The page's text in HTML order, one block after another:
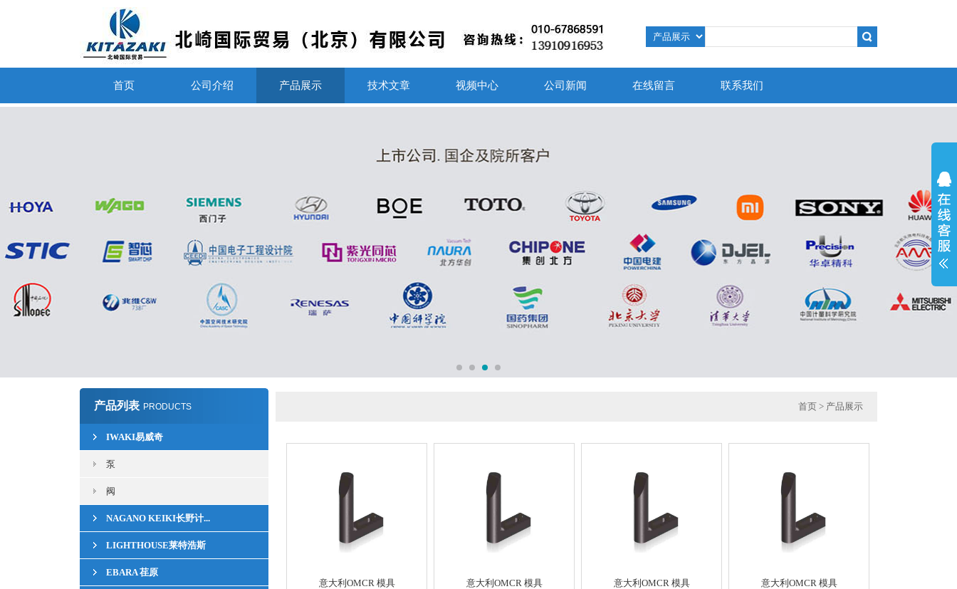
首页 公司介绍 产品展示 技术文章 视频中心 公司新闻 在线留言 联系我们
产品列表 PRODUCTS
IWAKI易威奇
泵
阀
NAGANO KEIKI长野计...
LIGHTHOUSE莱特浩斯
EBARA 荏原
首页 > 产品展示
意大利OMCR 模具 意大利OMCR 模具 意大利OMCR 模具 意大利OMCR 模具